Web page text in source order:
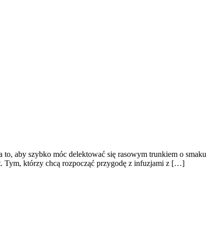
aby szybko móc delektować się rasowym trunkiem o smaku
Tym, którzy chcą rozpocząć przygodę z infuzjami z […]